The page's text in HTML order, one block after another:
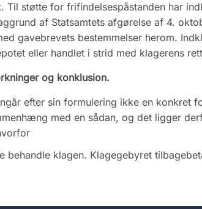
Til støtte for frifindelsespåstanden har
af Statsamtets afgørelse af 4.
gavebrevets bestemmelser herom.
eller handlet i strid med klagerens
og konklusion.
efter sin formulering ikke en konkret
med en sådan, og det ligger
behandle klagen. Klagegebyret